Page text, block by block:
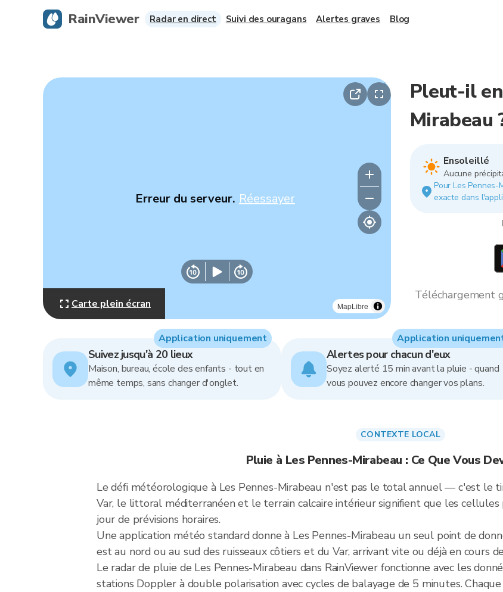
MapLibre
Erreur du serveur. Réessayer
Carte plein écran
Pleut-il
Mirabeau
Ensoleillé
Aucune
Pour Les
exacte dans
Téléchargement
Suivez jusqu'à 20 lieux
Maison, bureau, école des enfants - tout en
même temps, sans changer d'onglet.
Application uniquement
Alertes pour chacun d'eux
Soyez alerté 15 min avant la pluie - quand
vous pouvez encore changer vos plans.
Application
CONTEXTE LOCAL
Pluie à Les Pennes-Mirabeau : Ce Que Vous
Le défi météorologique à Les Pennes-Mirabeau n'est pas le total annuel — c'est le
Var, le littoral méditerranéen et le terrain calcaire intérieur signifient que les
jour de prévisions horaires.
Une application météo standard donne à Les Pennes-Mirabeau un seul point de
est au nord ou au sud des ruisseaux côtiers et du Var, arrivant vite ou déjà en cours
Le radar de pluie de Les Pennes-Mirabeau dans RainViewer fonctionne avec les
stations Doppler à double polarisation avec cycles de balayage de 5 minutes.
RainViewer Radar en direct Suivi des ouragans Alertes graves Blog